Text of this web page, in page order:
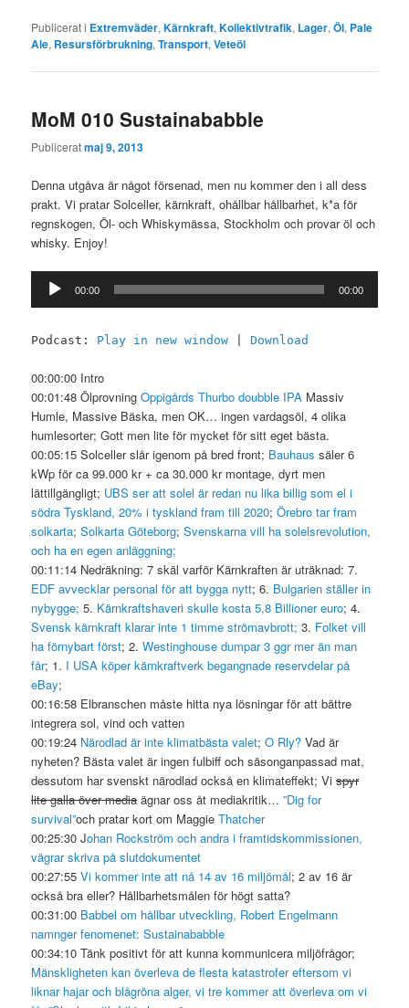
Publicerat i Extremväder,Kärnkraft,Kollektivtrafik, Lager,Öl, Pale
Ale, Resursförbrukning,Transport,Veteöl
MoM 010 Sustainababble
Publiceratmaj 9, 2013
Denna utgåva är något försenad, men nu kommer den i all dess
prakt. Vi pratar Solceller, kärnkraft, ohållbar hållbarhet, k*a för
regnskogen, Öl- och Whiskymässa, Stockholm och provar öl och
whisky. Enjoy!
00:00 00:00
Podcast: Play in new window |Download
00:00:00 Intro
00:01:48 ÖlprovningOppigårds Thurbo doubble IPA Massiv
Humle, Massive Bäska, men OK… ingen vardagsöl, 4 olika
humlesorter; Gott men lite för mycket för sitt eget bästa.
00:05:15 Solceller slår igenom på bred front; Bauhaus säler 6
kWp för ca 99.000 kr + ca 30.000 kr montage, dyrt men
lättillgängligt; UBS ser att solel är redan nu lika billig som el i
södra Tyskland, 20% i tyskland fram till 2020;Örebro tar fram
solkarta;Solkarta Göteborg;Svenskarna vill ha solelsrevolution,
och ha en egen anläggning;
00:11:14 Nedräkning: 7 skäl varför Kärnkraften är uträknad: 7.
EDF avvecklar personal för att bygga nytt; 6. Bulgarien ställer in
nybygge; 5. Kärnkraftshaveri skulle kosta 5,8 Billioner euro; 4.
Svensk kärnkraft klarar inte 1 timme strömavbrott; 3. Folket vill
ha förnybart först; 2.Westinghouse dumpar 3 ggr mer än man
får; 1. I USA köper kärnkraftverk begangnade reservdelar på
eBay;
00:16:58 Elbranschen måste hitta nya lösningar för att bättre
integrera sol, vind och vatten
00:19:24 Närodlad är inte klimatbästa valet;O Rly? Vad är
nyheten? Bästa valet är ingen fulbiff och säsonganpassad mat,
dessutom har svenskt närodlad också en klimateffekt; Vispyr
lite galla över media ägnar oss åt mediakritik…”Dig for
survival”och pratar kort om MaggieThatcher
00:25:30 Johan Rockström och andra i framtidskommissionen,
vägrar skriva på slutdokumentet
00:27:55Vi kommer inte att nå 14 av 16 miljömål; 2 av 16 är
också bra eller? Hållbarhetsmålen för högt satta?
00:31:00 Babbel om hållbar utveckling, Robert Engelmann
namnger fenomenet: Sustainababble
00:34:10 Tänk positivt för att kunna kommunicera miljöfrågor;
Mänskligheten kan överleva de flesta katastrofer eftersom vi
liknar hajar och blågröna alger, vi tre kommer att överleva om vi